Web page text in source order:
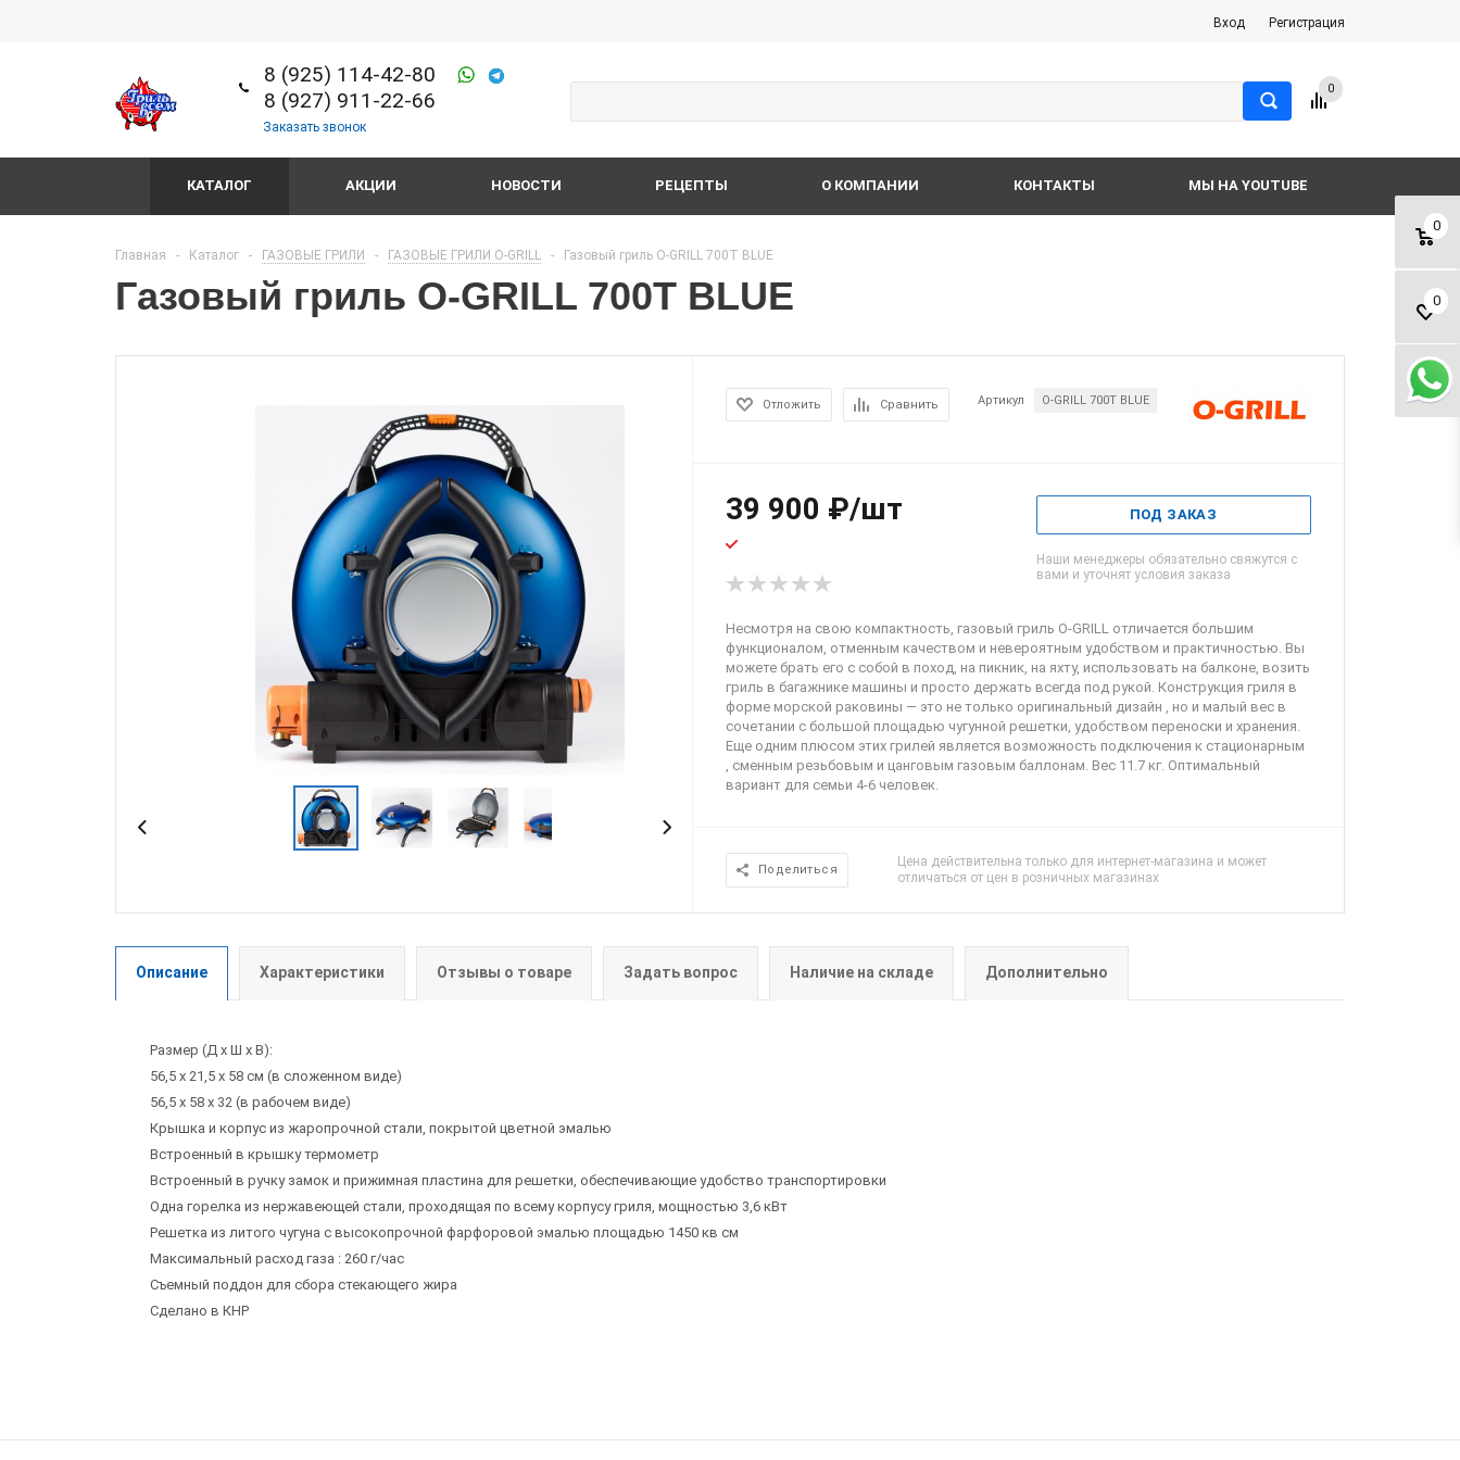
Вход Регистрация
8 (925) 114-42-80
8 (927) 911-22-66
Заказать звонок
0
0
0
КАТАЛОГ АКЦИИ НОВОСТИ РЕЦЕПТЫ О КОМПАНИИ КОНТАКТЫ МЫ НА YOUTUBE
Главная - Каталог - ГАЗОВЫЕ ГРИЛИ - ГАЗОВЫЕ ГРИЛИ O-GRILL - Газовый гриль O-GRILL 700T BLUE
Газовый гриль O-GRILL 700T BLUE
Отложить Сравнить Артикул O-GRILL 700T BLUE
39 900 ₽/шт ПОД ЗАКАЗ
Наши менеджеры обязательно свяжутся с
вами и уточнят условия заказа
Несмотря на свою компактность, газовый гриль O-GRILL отличается большим
функционалом, отменным качеством и невероятным удобством и практичностью. Вы
можете брать его с собой в поход, на пикник, на яхту, использовать на балконе, возить
гриль в багажнике машины и просто держать всегда под рукой. Конструкция гриля в
форме морской раковины — это не только оригинальный дизайн , но и малый вес в
сочетании с большой площадью чугунной решетки, удобством переноски и хранения.
Еще одним плюсом этих грилей является возможность подключения к стационарным
, сменным резьбовым и цанговым газовым баллонам. Вес 11.7 кг. Оптимальный
вариант для семьи 4-6 человек.
Поделиться
Цена действительна только для интернет-магазина и может
отличаться от цен в розничных магазинах
Описание Характеристики Отзывы о товаре Задать вопрос Наличие на складе Дополнительно
Размер (Д х Ш х В):
56,5 х 21,5 х 58 см (в сложенном виде)
56,5 х 58 х 32 (в рабочем виде)
Крышка и корпус из жаропрочной стали, покрытой цветной эмалью
Встроенный в крышку термометр
Встроенный в ручку замок и прижимная пластина для решетки, обеспечивающие удобство транспортировки
Одна горелка из нержавеющей стали, проходящая по всему корпусу гриля, мощностью 3,6 кВт
Решетка из литого чугуна с высокопрочной фарфоровой эмалью площадью 1450 кв см
Максимальный расход газа : 260 г/час
Съемный поддон для сбора стекающего жира
Сделано в КНР